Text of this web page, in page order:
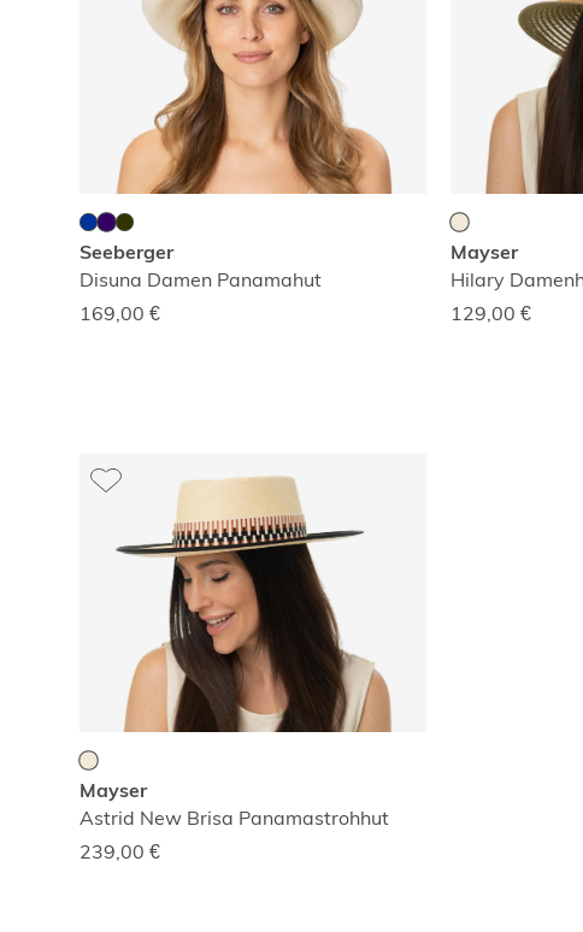
Seeberger
Disuna Damen Panamahut
169,00 €
Mayser
Hilary
129,00 €
Mayser
Astrid New Brisa Panamastrohhut
239,00 €